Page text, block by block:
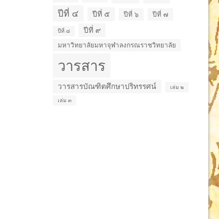
วา
ปริ
มก
ปีที่ ๔ ปีที่ ๕ ปีที่ ๖ ปีที่ ๗
ปีที่ ๘ ปีที่ ๙
มหาวิทยาลัยมหาจุฬาลงกรณราชวิทยาลัย
วารสาร
วารสารบัณฑิตศึกษาปริทรรศน์
เล่ม ๒
เล่ม ๓